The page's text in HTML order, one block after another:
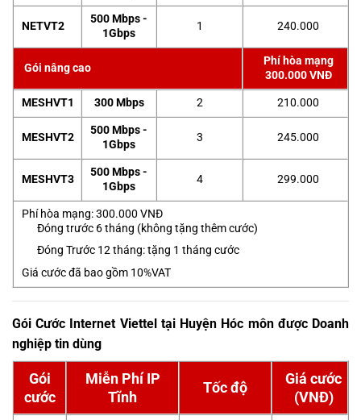
NETVT2
500 Mbps -
1Gbps
1 240.000
Gói nâng cao
Phí hòa mạng
300.000 VNĐ
MESHVT1
300 Mbps 2 210.000
MESHVT2
500 Mbps -
1Gbps
3 245.000
MESHVT3
500 Mbps -
1Gbps
4 299.000
Phí hòa mạng: 300.000 VNĐ
Đóng trước 6 tháng (không tặng thêm cước)
Đóng Trước 12 tháng: tặng 1 tháng cước
Giá cước đã bao gồm 10%VAT
Gói Cước Internet Viettel tại Huyện Hóc môn được Doanh
nghiệp tin dùng
Gói
cước
Miễn Phí IP
Tĩnh
Tốc độ
Giá cước
(VNĐ)